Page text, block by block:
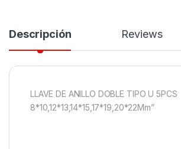
Descripción Reviews
LLAVE DE ANILLO DOBLE TIPO U 5PCS
8*10,12*13,14*15,17*19,20*22Mm”